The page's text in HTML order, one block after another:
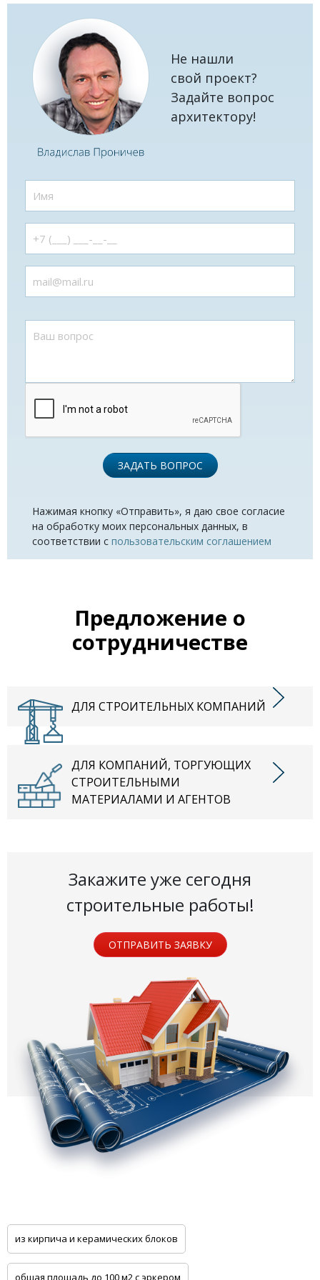
Не нашли
свой проект?
Задайте вопрос
архитектору!
ЗАДАТЬ ВОПРОС
Нажимая кнопку «Отправить», я даю свое согласие
на обработку моих персональных данных, в
соответствии с пользовательским соглашением
Предложение о
сотрудничестве
ДЛЯ СТРОИТЕЛЬНЫХ КОМПАНИЙ
ДЛЯ КОМПАНИЙ, ТОРГУЮЩИХ
СТРОИТЕЛЬНЫМИ
МАТЕРИАЛАМИ И АГЕНТОВ
Закажите уже сегодня
строительные работы!
ОТПРАВИТЬ ЗАЯВКУ
из кирпича и керамических блоков
общая площадь до 100 м2 с эркером